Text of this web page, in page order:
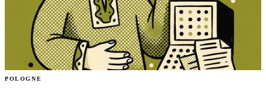
POLOGNE